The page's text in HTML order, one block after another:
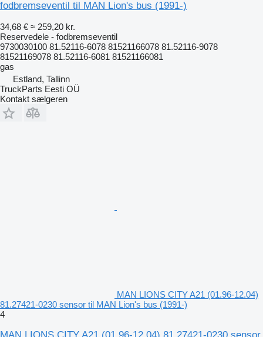
fodbremseventil til MAN Lion's bus (1991-)
34,68 € ≈ 259,20 kr.
Reservedele - fodbremseventil
9730030100 81.52116-6078 81521166078 81.52116-9078
81521169078 81.52116-6081 81521166081
gas
Estland, Tallinn
TruckParts Eesti OÜ
Kontakt sælgeren
MAN LIONS CITY A21 (01.96-12.04)
81.27421-0230 sensor til MAN Lion's bus (1991-)
4